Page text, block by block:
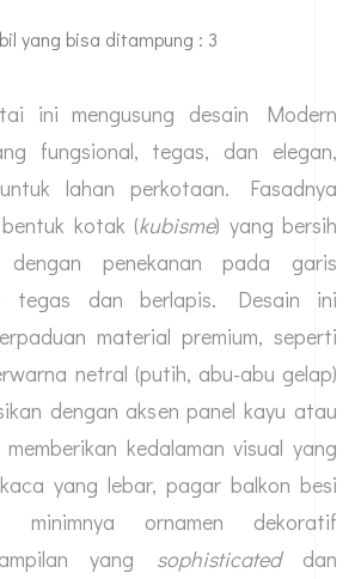
yang bisa ditampung : 3
ini mengusung desain Modern
fungsional, tegas, dan elegan,
lahan perkotaan. Fasadnya
kotak (kubisme) yang bersih
penekanan pada garis
tegas dan berlapis. Desain ini
material premium, seperti
netral (putih, abu-abu gelap)
dengan aksen panel kayu atau
kedalaman visual yang
yang lebar, pagar balkon besi
minimnya ornamen dekoratif
yang sophisticateddan